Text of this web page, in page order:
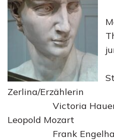
Zerlina/
Victoria
Frank